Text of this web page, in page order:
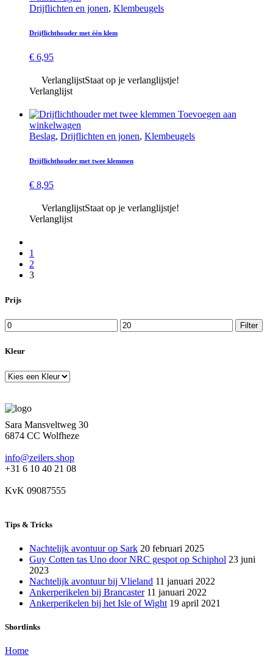
Drijflichten en jonen, Klembeugels
Drijflicht­houder met één klem
€ 6,95
VerlanglijstStaat op je verlanglijstje!
Verlanglijst
Toevoegen aan
winkelwagen
Beslag, Drijflichten en jonen, Klembeugels
Drijflicht­houder met twee klemmen
€ 8,95
VerlanglijstStaat op je verlanglijstje!
Verlanglijst
1
2
3
Prijs
Min.
Max.
Filter
Kleur
Sara Mansveltweg 30
6874 CC Wolfheze
info@zeilers.shop
+31 6 10 40 21 08
KvK 09087555
Tips & Tricks
Nachtelijk avontuur op Sark 20 februari 2025
Guy Cotten tas Uno door NRC gespot op Schiphol 23 juni
2023
Nachtelijk avontuur bij Vlieland 11 januari 2022
Ankerperikelen bij Brancaster 11 januari 2022
Ankerperikelen bij het Isle of Wight 19 april 2021
Shortlinks
Home